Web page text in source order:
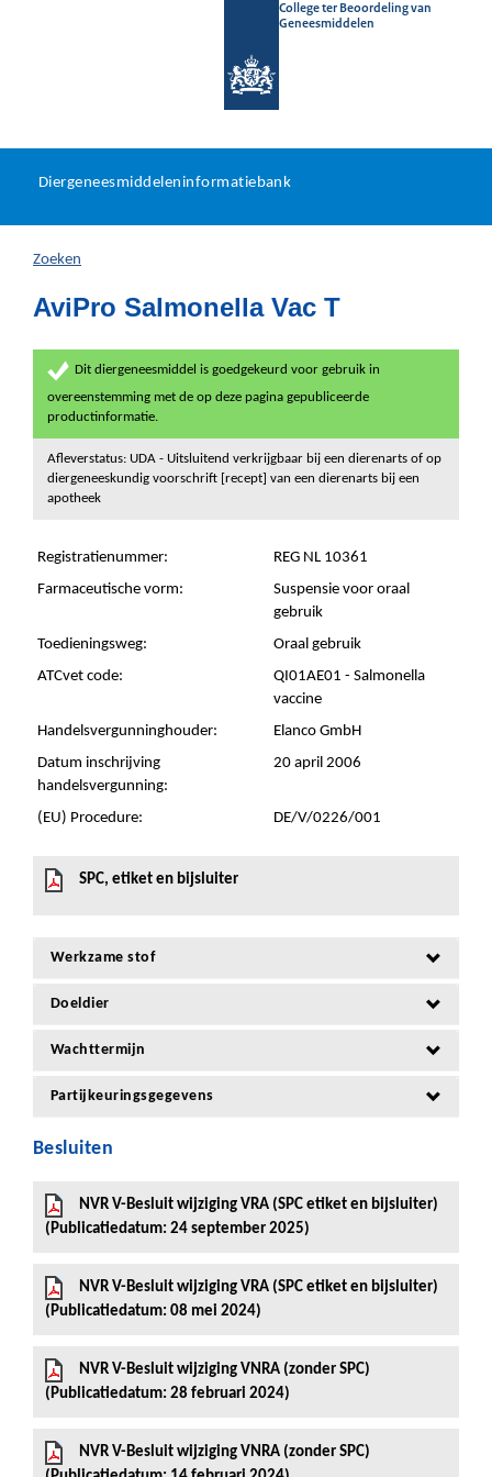
College ter Beoordeling van
Geneesmiddelen
U
hier:
Diergeneesmiddeleninformatiebank
Zoeken
AviPro Salmonella Vac T
Dit diergeneesmiddel is goedgekeurd voor gebruik in
overeenstemming met de op deze pagina gepubliceerde
productinformatie.
Afleverstatus: UDA - Uitsluitend verkrijgbaar bij een dierenarts of op
diergeneeskundig voorschrift [recept] van een dierenarts bij een
apotheek
Registratienummer:
REG NL 10361
Farmaceutische vorm:
Suspensie voor oraal
gebruik
Toedieningsweg:
Oraal gebruik
ATCvet code:
QI01AE01 - Salmonella
vaccine
Handelsvergunninghouder:
Elanco GmbH
Datum inschrijving
handelsvergunning:
20 april 2006
(EU) Procedure: DE/V/0226/001
SPC, etiket en bijsluiter
Werkzame stof
Doeldier
Wachttermijn
Partijkeuringsgegevens
Besluiten
NVR V-Besluit wijziging VRA (SPC etiket en bijsluiter)
(Publicatiedatum: 24 september 2025)
NVR V-Besluit wijziging VRA (SPC etiket en bijsluiter)
(Publicatiedatum: 08 mei 2024)
NVR V-Besluit wijziging VNRA (zonder SPC)
(Publicatiedatum: 28 februari 2024)
NVR V-Besluit wijziging VNRA (zonder SPC)